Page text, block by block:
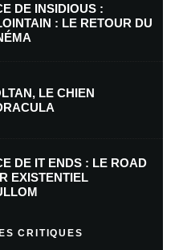
Site web
mon site dans le navigateur pour
par e-mail.
DE INSIDIOUS :
: LE RETOUR DU
LE CHIEN
DE IT ENDS : LE ROAD
EXISTENTIEL
CRITIQUES